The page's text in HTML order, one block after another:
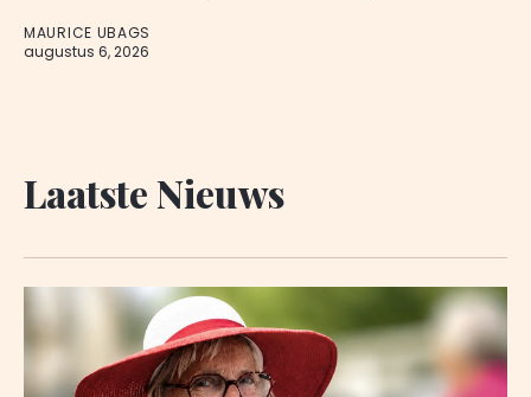
MAURICE UBAGS
augustus 6, 2026
Laatste Nieuws